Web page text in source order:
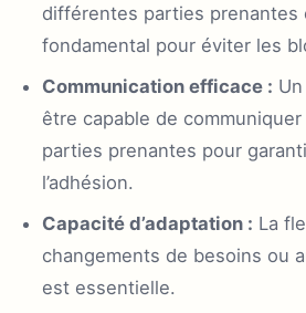
différentes parties
fondamental pour éviter les
Communication efficace :
être capable de
parties prenantes pour
l’adhésion.
Capacité d’adaptation : La
changements de besoins ou
est essentielle.